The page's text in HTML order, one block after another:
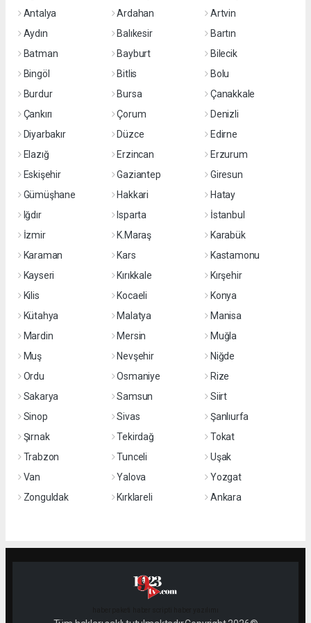
Antalya
Ardahan
Artvin
Aydın
Balıkesir
Bartın
Batman
Bayburt
Bilecik
Bingöl
Bitlis
Bolu
Burdur
Bursa
Çanakkale
Çankırı
Çorum
Denizli
Diyarbakır
Düzce
Edirne
Elazığ
Erzincan
Erzurum
Eskişehir
Gaziantep
Giresun
Gümüşhane
Hakkari
Hatay
Iğdır
Isparta
İstanbul
İzmir
K.Maraş
Karabük
Karaman
Kars
Kastamonu
Kayseri
Kırıkkale
Kırşehir
Kilis
Kocaeli
Konya
Kütahya
Malatya
Manisa
Mardin
Mersin
Muğla
Muş
Nevşehir
Niğde
Ordu
Osmaniye
Rize
Sakarya
Samsun
Siirt
Sinop
Sivas
Şanlıurfa
Şırnak
Tekirdağ
Tokat
Trabzon
Tunceli
Uşak
Van
Yalova
Yozgat
Zonguldak
Kırklareli Ankara